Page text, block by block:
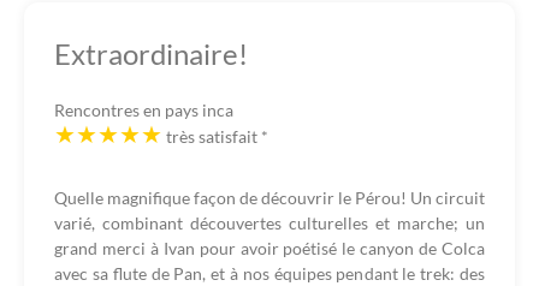
Extraordinaire!
Rencontres en pays inca
très satisfait *
Quelle magnifique façon de découvrir le Pérou! Un circuit
varié, combinant découvertes culturelles et marche; un
grand merci à Ivan pour avoir poétisé le canyon de Colca
avec sa flute de Pan, et à nos équipes pendant le trek: des